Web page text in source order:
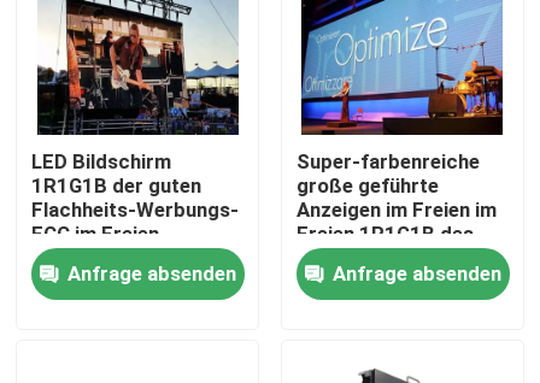
Heim
LED Bildschirm
1R1G1B der guten
Flachheits-Werbungs-
FCC im Freien
Anfrage absenden
Super-farbenreiche
große geführte
Anzeigen im Freien im
Freien 1R1G1B des
Bleischirm-P6
Anfrage absenden